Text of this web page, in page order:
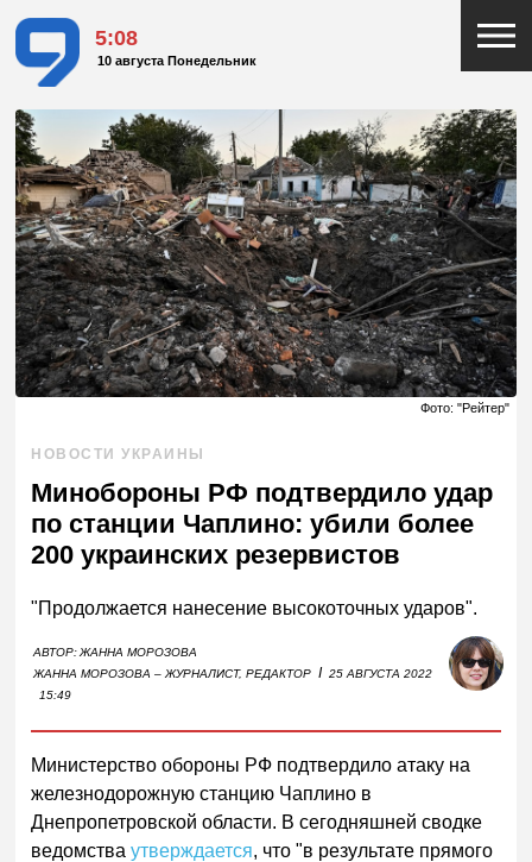
5:08
10 августа Понедельник
Фото: "Рейтер"
НОВОСТИ УКРАИНЫ
Минобороны РФ подтвердило удар
по станции Чаплино: убили более
200 украинских резервистов
"Продолжается нанесение высокоточных ударов".
АВТОР:ЖАННА МОРОЗОВА
ЖАННА МОРОЗОВА – ЖУРНАЛИСТ, РЕДАКТОР I 25 АВГУСТА 2022
15:49
Министерство обороны РФ подтвердило атаку на
железнодорожную станцию Чаплино в
Днепропетровской области. В сегодняшней сводке
ведомстваутверждается, что "в результате прямого